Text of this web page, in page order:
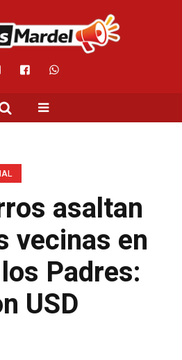
asaltan
vecinas en
Padres:
USD